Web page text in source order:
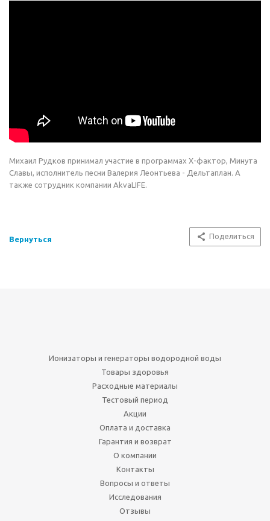
Михаил Рудков принимал участие в программах Х-фактор, Минута
Славы, исполнитель песни Валерия Леонтьева - Дельтаплан. А
также сотрудник компании AkvaLIFE.
Вернуться Поделиться
Ионизаторы и генераторы водородной воды
Товары здоровья
Расходные материалы
Тестовый период
Акции
Оплата и доставка
Гарантия и возврат
О компании
Контакты
Вопросы и ответы
Исследования
Отзывы